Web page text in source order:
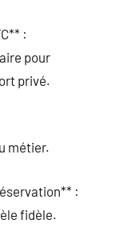
:
pour
privé.
métier.
:
fidèle.